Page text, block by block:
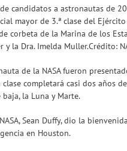
candidatos a astronautas de
mayor de 3.ª clase del
corbeta de la Marina de los
y la Dra. Imelda Muller.Crédito:
de la NASA fueron
clase completará casi dos
la Luna y Marte.
Sean Duffy, dio la
en Houston.